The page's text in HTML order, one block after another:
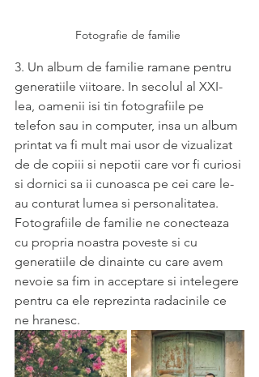
Fotografie de familie
3. Un album de familie ramane pentru
generatiile viitoare. In secolul al XXI-
lea, oamenii isi tin fotografiile pe
telefon sau in computer, insa un album
printat va fi mult mai usor de vizualizat
de de copiii si nepotii care vor fi curiosi
si dornici sa ii cunoasca pe cei care le-
au conturat lumea si personalitatea.
Fotografiile de familie ne conecteaza
cu propria noastra poveste si cu
generatiile de dinainte cu care avem
nevoie sa fim in acceptare si intelegere
pentru ca ele reprezinta radacinile ce
ne hranesc.